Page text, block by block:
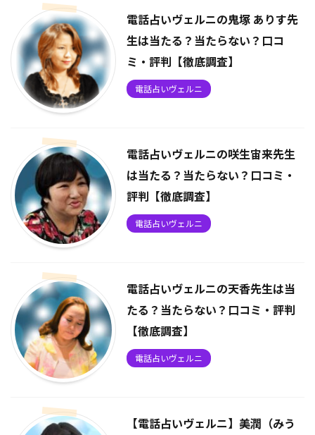
電話占いヴェルニの鬼塚 ありす先
生は当たる？当たらない？口コ
ミ・評判【徹底調査】
電話占いヴェルニ
電話占いヴェルニの咲生宙来先生
は当たる？当たらない？口コミ・
評判【徹底調査】
電話占いヴェルニ
電話占いヴェルニの天香先生は当
たる？当たらない？口コミ・評判
【徹底調査】
電話占いヴェルニ
【電話占いヴェルニ】美潤（みう